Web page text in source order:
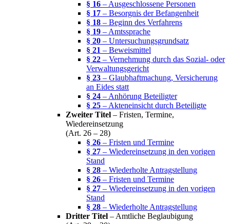
§ 16 – Ausgeschlossene Personen
§ 17 – Besorgnis der Befangenheit
§ 18 – Beginn des Verfahrens
§ 19 – Amtssprache
§ 20 – Untersuchungsgrundsatz
§ 21 – Beweismittel
§ 22 – Vernehmung durch das Sozial- oder
Verwaltungsgericht
§ 23 – Glaubhaftmachung, Versicherung
an Eides statt
§ 24 – Anhörung Beteiligter
§ 25 – Akteneinsicht durch Beteiligte
Zweiter Titel – Fristen, Termine,
Wiedereinsetzung
(Art. 26 – 28)
§ 26 – Fristen und Termine
§ 27 – Wiedereinsetzung in den vorigen
Stand
§ 28 – Wiederholte Antragstellung
§ 26 – Fristen und Termine
§ 27 – Wiedereinsetzung in den vorigen
Stand
§ 28 – Wiederholte Antragstellung
Dritter Titel – Amtliche Beglaubigung